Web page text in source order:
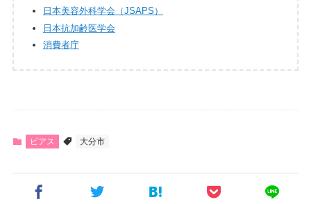
日本美容外科学会（JSAPS）
日本抗加齢医学会
消費者庁
ピアス 大分市